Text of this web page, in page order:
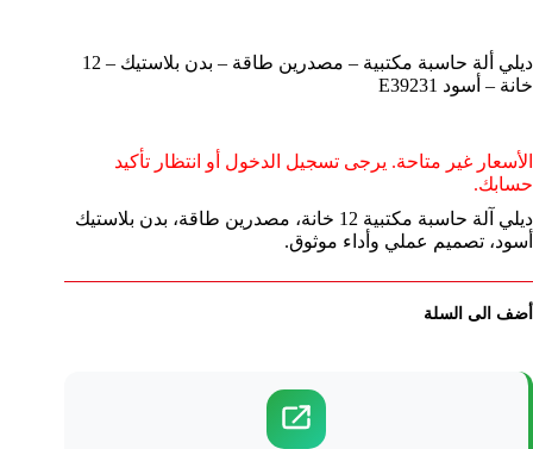
ديلي ألة حاسبة مكتبية – مصدرين طاقة – بدن بلاستيك – 12
خانة – أسود E39231
الأسعار غير متاحة. يرجى تسجيل الدخول أو انتظار تأكيد
حسابك.
ديلي آلة حاسبة مكتبية 12 خانة، مصدرين طاقة، بدن بلاستيك
أسود، تصميم عملي وأداء موثوق.
أضف الى السلة